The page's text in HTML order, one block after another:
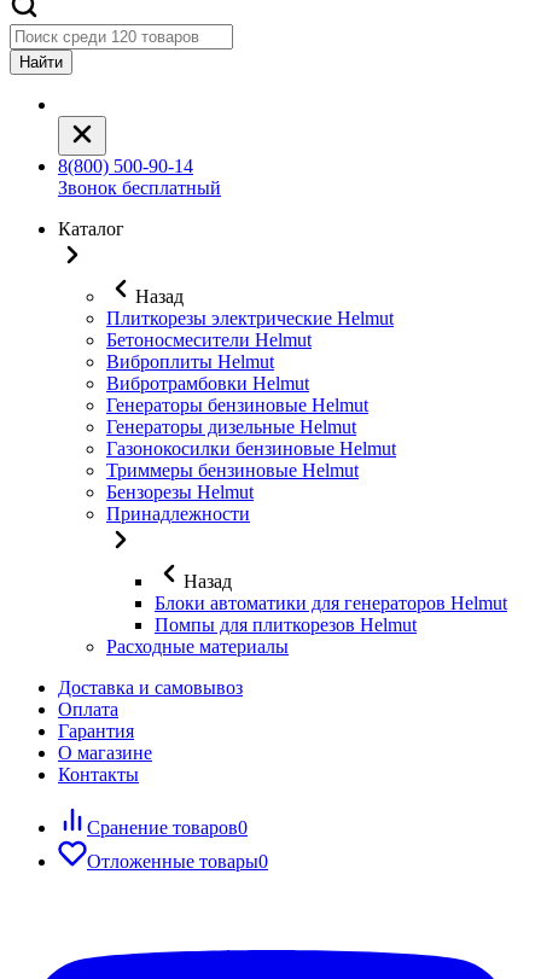
Найти
8(800) 500-90-14
Звонок бесплатный
Каталог
Назад
Плиткорезы электрические Helmut
Бетоносмесители Helmut
Виброплиты Helmut
Вибротрамбовки Helmut
Генераторы бензиновые Helmut
Генераторы дизельные Helmut
Газонокосилки бензиновые Helmut
Триммеры бензиновые Helmut
Бензорезы Helmut
Принадлежности
Назад
Блоки автоматики для генераторов Helmut
Помпы для плиткорезов Helmut
Расходные материалы
Доставка и самовывоз
Оплата
Гарантия
О магазине
Контакты
Сранение товаров0
Отложенные товары0